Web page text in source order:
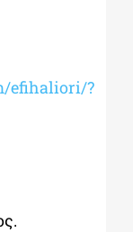
efihaliori/?